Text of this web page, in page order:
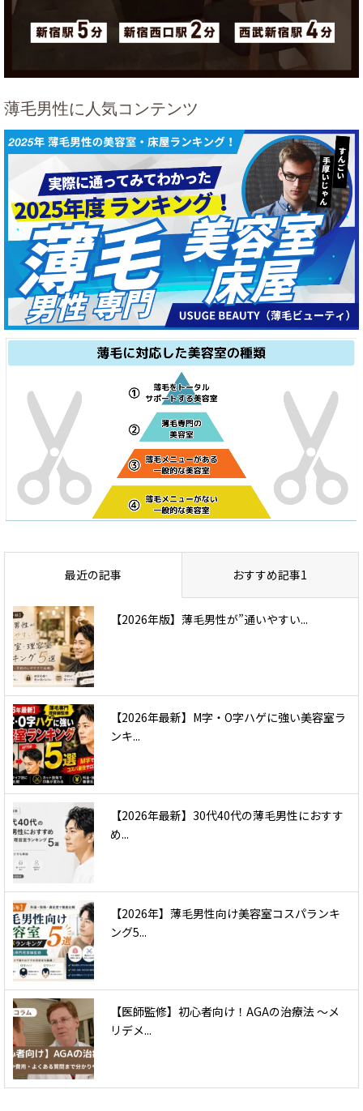
薄毛男性に人気コンテンツ
最近の記事 おすすめ記事1
【2026年版】薄毛男性が”通いやすい...
【2026年最新】M字・O字ハゲに強い美容室ラ
ンキ...
【2026年最新】30代40代の薄毛男性におすす
め...
【2026年】薄毛男性向け美容室コスパランキ
ング5...
【医師監修】初心者向け！AGAの治療法 〜メ
リデメ...